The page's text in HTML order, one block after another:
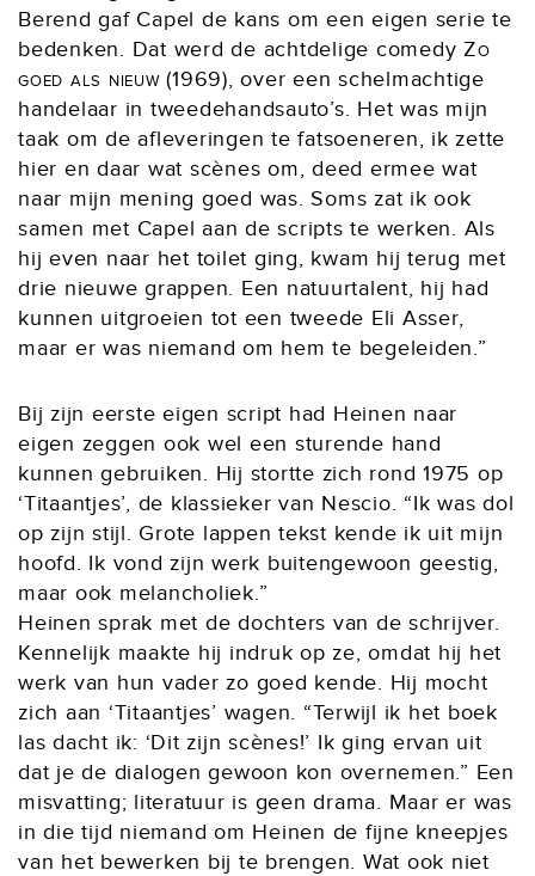
Berend gaf Capel de kans om een eigen serie te
bedenken. Dat werd de achtdelige comedyZo
goed als nieuw(1969), over een schelmachtige
handelaar in tweedehandsauto’s. Het was mijn
taak om de afleveringen te fatsoeneren, ik zette
hier en daar wat scènes om, deed ermee wat
naar mijn mening goed was. Soms zat ik ook
samen met Capel aan de scripts te werken. Als
hij even naar het toilet ging, kwam hij terug met
drie nieuwe grappen. Een natuurtalent, hij had
kunnen uitgroeien tot een tweede Eli Asser,
maar er was niemand om hem te begeleiden.”
Bij zijn eerste eigen script had Heinen naar
eigen zeggen ook wel een sturende hand
kunnen gebruiken. Hij stortte zich rond 1975 op
‘Titaantjes’, de klassieker van Nescio. “Ik was dol
op zijn stijl. Grote lappen tekst kende ik uit mijn
hoofd. Ik vond zijn werk buitengewoon geestig,
maar ook melancholiek.”
Heinen sprak met de dochters van de schrijver.
Kennelijk maakte hij indruk op ze, omdat hij het
werk van hun vader zo goed kende. Hij mocht
zich aan ‘Titaantjes’ wagen. “Terwijl ik het boek
las dacht ik: ‘Dit zijn scènes!’ Ik ging ervan uit
dat je de dialogen gewoon kon overnemen.” Een
misvatting; literatuur is geen drama. Maar er was
in die tijd niemand om Heinen de fijne kneepjes
van het bewerken bij te brengen. Wat ook niet